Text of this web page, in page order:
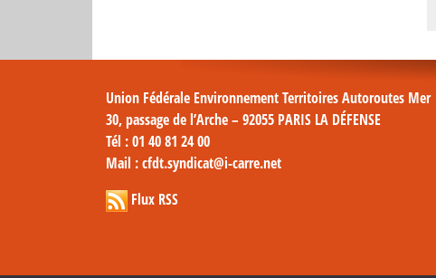
Union Fédérale Environnement Territoires Autoroutes Mer
30, passage de l’Arche – 92055 PARIS LA DÉFENSE
Tél : 01 40 81 24 00
Mail : cfdt.syndicat@i-carre.net
Flux RSS